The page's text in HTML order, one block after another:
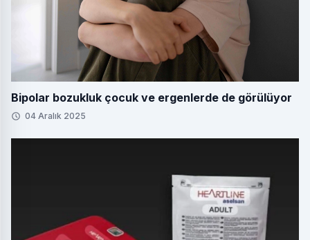
Bipolar bozukluk çocuk ve ergenlerde de görülüyor
04 Aralık 2025